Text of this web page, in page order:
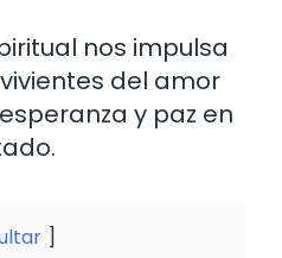
nos impulsa
del amor
y paz en